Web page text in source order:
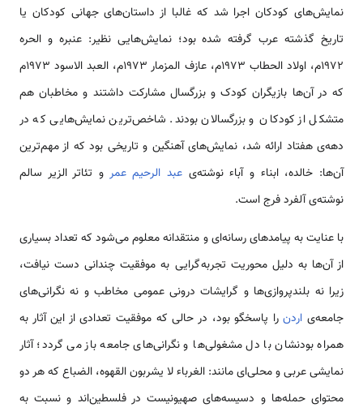
نمایش‌های کودکان اجرا شد که غالبا از داستان‌های جهانی کودکان یا
تاریخ گذشته عرب گرفته شده بود؛ نمایش‌هایی نظیر: عنبره و الحره
1972م، اولاد الحطاب 1973م، عازف المزمار 1973م، العبد الاسود 1973م
که در آن‌ها بازیگران کودک و بزرگسال مشارکت داشتند و مخاطبان هم
متشکل از کودکان و بزرگسالان بودند. شاخص‌ترین نمایش‌هایی که در
دهه‌ی هفتاد ارائه شد، نمایش‌های آهنگین و تاریخی بود که از مهم‌ترین
آن‌ها: خالده، ابناء و آباء نوشته‌ی عبد الرحیم عمر و تئاتر الزیر سالم
نوشته‌ی آلفرد فرج است.
با عنایت به پیامد‌های رسانه‌ای و منتقدانه معلوم می‌شود که تعداد بسیاری
از آن‌ها به دلیل محوریت تجربه گرایی به موفقیت چندانی دست نیافت،
زیرا نه بلندپروازی‌ها و گرایشات درونی عمومی مخاطب و نه نگرانی‌های
جامعه‌ی اردنرا پاسخگو بود، در حالی که موفقیت تعدادی از این آثار به
همراه بودنشان با دل مشغولی‌ها و نگرانی‌های جامعه باز می گردد؛ آثار
نمایشی عربی و محلی‌ای مانند: الغرباء لا یشربون القهوه، الضباع که هر دو
محتوای حمله‌ها و دسیسه‌های صهیونیست در فلسطین‌اند و نسبت به